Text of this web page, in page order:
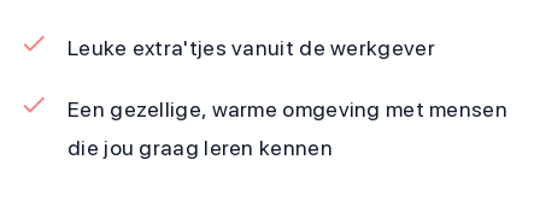
Leuke extra'tjes vanuit de werkgever
Een gezellige, warme omgeving met mensen
die jou graag leren kennen